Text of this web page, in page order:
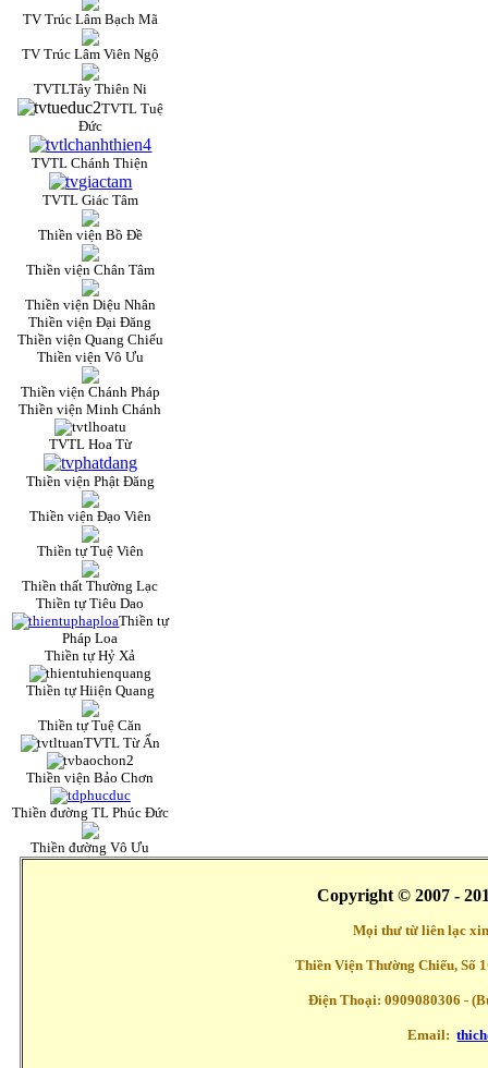
TV Trúc Lâm Bạch Mã
TV Trúc Lâm Viên Ngộ
TVTLTây Thiên Ni
TVTL Tuệ
Đức
TVTL Chánh Thiện
TVTL Giác Tâm
Thiền viện Bồ Đề
Thiền viện Chân Tâm
Thiền viện Diệu Nhân
Thiền viện Đại Đăng
Thiền viện Quang Chiếu
Thiền viện Vô Ưu
Thiền viện Chánh Pháp
Thiền viện Minh Chánh
TVTL Hoa Từ
Thiền viện Phật Đăng
Thiền viện Đạo Viên
Thiền tự Tuệ Viên
Thiền thất Thường Lạc
Thiền tự Tiêu Dao
Thiền tự
Pháp Loa
Thiền tự Hỷ Xả
Thiền tự Hiiện Quang
Thiền tự Tuệ Căn
TVTL Từ Ấn
Thiền viện Bảo Chơn
Thiền đường TL Phúc Đức
Thiền đường Vô Ưu
Copyright © 2007 -
Mọi thư từ liên lạc
Thiền Viện Thường Chiếu, Số
Điện Thoại: 0909080306 -
Email: